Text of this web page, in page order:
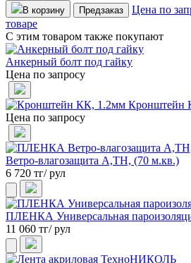
В корзину Предзаказ Цена по
товаре
С этим товаром также покупают
Анкерный болт под гайку
Цена по запросу
Кронштейн
Цена по запросу
Ветро-влагозащита А,ТН, (70 м.кв.)
6 720 тг/ рул
ПЛЕНКА Универсальная
11 060 тг/ рул